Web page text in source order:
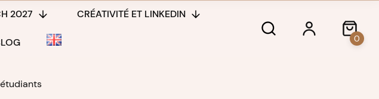
2027 CRÉATIVITÉ ET LINKEDIN
0